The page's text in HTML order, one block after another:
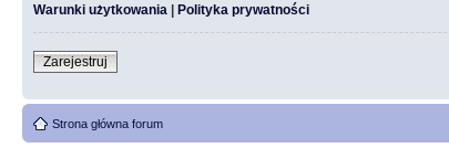
Warunki użytkowania | Polityka prywatności
Zarejestruj
Strona główna forum